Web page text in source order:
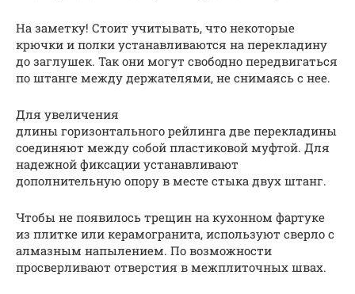
На заметку! Стоит учитывать, что некоторые
крючки и полки устанавливаются на перекладину
до заглушек. Так они могут свободно передвигаться
по штанге между держателями, не снимаясь с нее.
Для увеличения
длины горизонтального рейлинга две перекладины
соединяют между собой пластиковой муфтой. Для
надежной фиксации устанавливают
дополнительную опору в месте стыка двух штанг.
Чтобы не появилось трещин на кухонном фартуке
из плитке или керамогранита, используют сверло с
алмазным напылением. По возможности
просверливают отверстия в межплиточных швах.